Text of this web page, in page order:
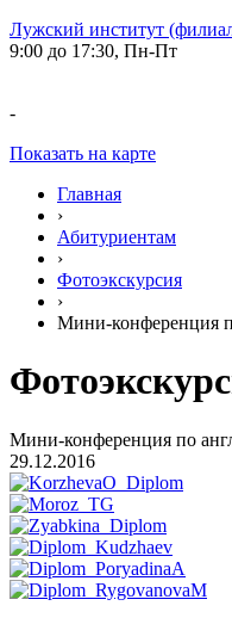
Лужский институт
9:00 до 17:30, Пн-Пт
-
Показать на карте
Главная
›
Абитуриентам
›
Фотоэкскурсия
›
Мини-конференция
Мини-конференция по
29.12.2016